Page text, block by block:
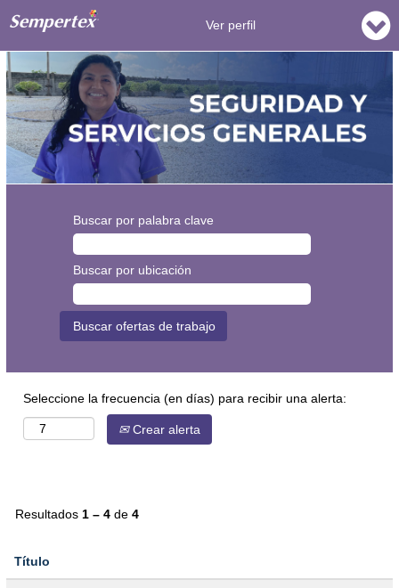
Ver perfil
Seguridad
y
Servicios
Generales
Buscar por palabra clave
Buscar por ubicación
Seleccione la frecuencia (en días) para recibir una alerta:
Crear alerta
Resultados 1 – 4 de 4
Título